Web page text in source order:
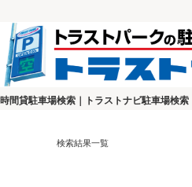
時間貸駐車場検索｜トラストナビ駐車場検索
検索結果一覧